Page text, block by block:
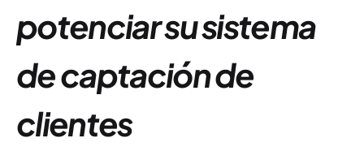
potenciar su sistema
de captación de
clientes